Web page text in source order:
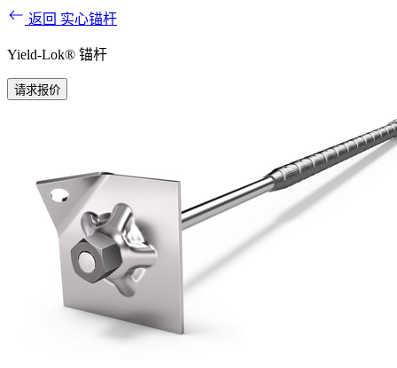
返回 实心锚杆
Yield-Lok® 锚杆
请求报价